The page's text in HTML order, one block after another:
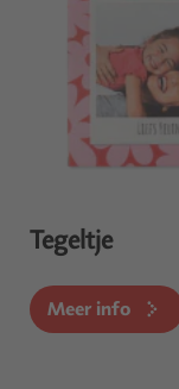
Tegeltje
Meer info